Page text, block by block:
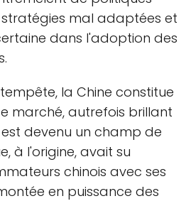
mal adaptées et
dans l'adoption des
la Chine constitue
marché, autrefois brillant
devenu un champ de
à l'origine, avait su
chinois avec ses
en puissance des